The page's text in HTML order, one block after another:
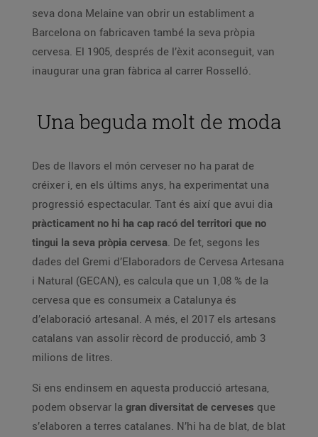
seva dona Melaine van obrir un establiment a
Barcelona on fabricaven també la seva pròpia
cervesa. El 1905, després de l’èxit aconseguit, van
inaugurar una gran fàbrica al carrer Rosselló.
Una beguda molt de moda
Des de llavors el món cerveser no ha parat de
créixer i, en els últims anys, ha experimentat una
progressió espectacular. Tant és així que avui dia
pràcticament no hi ha cap racó del territori que no
tingui la seva pròpia cervesa. De fet, segons les
dades del Gremi d’Elaboradors de Cervesa Artesana
i Natural (GECAN), es calcula que un 1,08 % de la
cervesa que es consumeix a Catalunya és
d’elaboració artesanal. A més, el 2017 els artesans
catalans van assolir rècord de producció, amb 3
milions de litres.
Si ens endinsem en aquesta producció artesana,
podem observar la gran diversitat de cerveses que
s’elaboren a terres catalanes. N’hi ha de blat, de blat